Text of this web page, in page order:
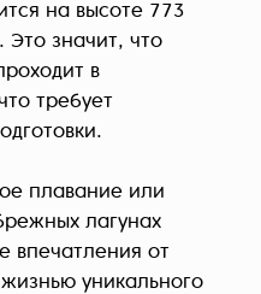
на высоте 773
Это значит, что
в
требует
плавание или
лагунах
впечатления от
уникального